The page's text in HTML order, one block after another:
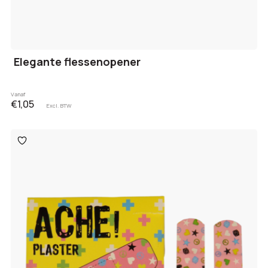
Elegante flessenopener
Vanaf
€1,05 Excl. BTW
Toevoegen
aan